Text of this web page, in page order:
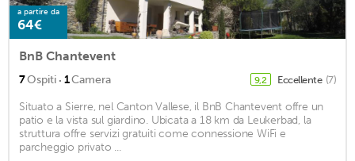
a partire da
64€
BnB Chantevent
7Ospiti · 1Camera 9,2 Eccellente (7)
Situato a Sierre, nel Canton Vallese, il BnB Chantevent offre un
patio e la vista sul giardino. Ubicata a 18 km da Leukerbad, la
struttura offre servizi gratuiti come connessione WiFi e
parcheggio privato ...